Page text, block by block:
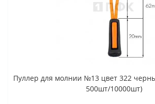
Пуллер для молнии №13 цвет 322
500шт/10000шт)